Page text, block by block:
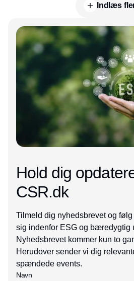
Indlæs
Annonce
Hold dig
CSR.dk
Tilmeld dig nyhedsbrevet og
sig indenfor ESG og bæredygtig
Nyhedsbrevet kommer kun to
Herudover sender vi dig
spændede events.
Navn